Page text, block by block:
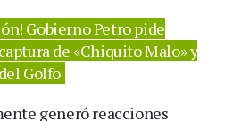
Gobierno Petro pide
de «Chiquito Malo» y
Golfo
generó reacciones